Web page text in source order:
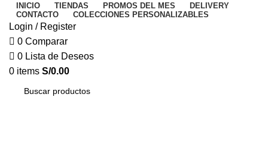
INICIO TIENDAS PROMOS DEL MES
DELIVERY
CONTACTO
COLECCIONES PERSONALIZABLES
Login / Register
0 Comparar
0 Lista de Deseos
0 items S/0.00
Av. Tomás Marsano 1805, Surquillo 15037
Módulo Open Plaza Angamos